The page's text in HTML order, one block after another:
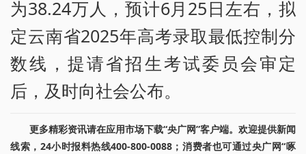
为38.24万人，预计6月25日左右，拟
定云南省2025年高考录取最低控制分
数线，提请省招生考试委员会审定
后，及时向社会公布。
更多精彩资讯请在应用市场下载“央广网”客户端。欢迎提供新闻
线索，24小时报料热线400-800-0088；消费者也可通过央广网“啄